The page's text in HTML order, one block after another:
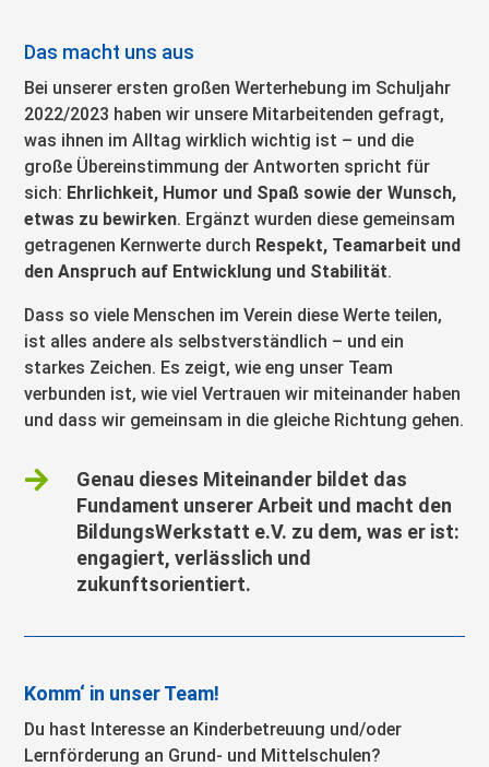
Das macht uns aus
Bei unserer ersten großen Werterhebung im Schuljahr
2022/2023 haben wir unsere Mitarbeitenden gefragt,
was ihnen im Alltag wirklich wichtig ist – und die
große Übereinstimmung der Antworten spricht für
sich: Ehrlichkeit, Humor und Spaß sowie der Wunsch,
etwas zu bewirken. Ergänzt wurden diese gemeinsam
getragenen Kernwerte durch Respekt, Teamarbeit und
den Anspruch auf Entwicklung und Stabilität.
Dass so viele Menschen im Verein diese Werte teilen,
ist alles andere als selbstverständlich – und ein
starkes Zeichen. Es zeigt, wie eng unser Team
verbunden ist, wie viel Vertrauen wir miteinander haben
und dass wir gemeinsam in die gleiche Richtung gehen.

Genau dieses Miteinander bildet das
Fundament unserer Arbeit und macht den
BildungsWerkstatt e.V. zu dem, was er ist:
engagiert, verlässlich und
zukunftsorientiert.
Komm‘ in unser Team!
Du hast Interesse an Kinderbetreuung und/oder
Lernförderung an Grund- und Mittelschulen?